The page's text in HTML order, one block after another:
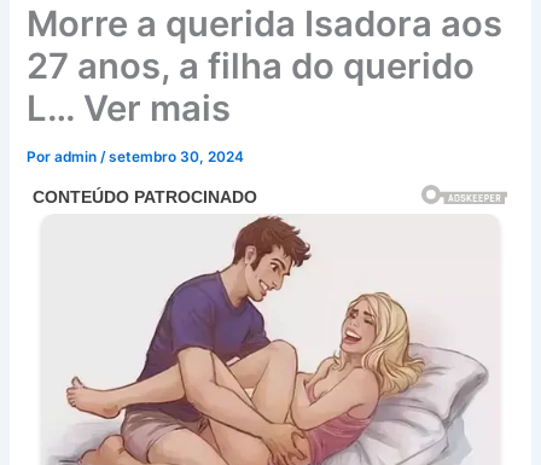
Morre a querida Isadora aos
27 anos, a filha do querido
L… Ver mais
Poradmin/setembro 30, 2024